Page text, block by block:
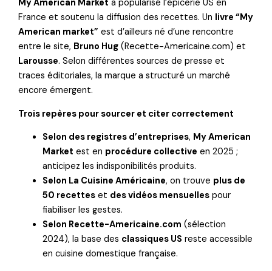
My American Market a popularisé l’épicerie US en
France et soutenu la diffusion des recettes. Un livre “My
American market” est d’ailleurs né d’une rencontre
entre le site, Bruno Hug (Recette-Americaine.com) et
Larousse. Selon différentes sources de presse et
traces éditoriales, la marque a structuré un marché
encore émergent.
Trois repères pour sourcer et citer correctement
Selon des registres d’entreprises, My American
Market est en procédure collective en 2025 ;
anticipez les indisponibilités produits.
Selon La Cuisine Américaine, on trouve plus de
50 recettes et des vidéos mensuelles pour
fiabiliser les gestes.
Selon Recette-Americaine.com (sélection
2024), la base des classiques US reste accessible
en cuisine domestique française.